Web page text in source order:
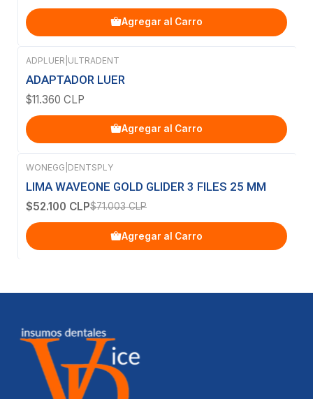
Agregar al Carro
ADPLUER ULTRADENT
ADAPTADOR LUER
$11.360 CLP
Agregar al Carro
-27%OFF
WONEGG DENTSPLY
LIMA WAVEONE GOLD GLIDER 3 FILES 25 MM
$52.100 CLP$71.003 CLP
Agregar al Carro